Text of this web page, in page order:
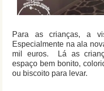
Para as crianças, a
Especialmente na ala
mil euros. Lá as
espaço bem bonito,
ou biscoito para levar.